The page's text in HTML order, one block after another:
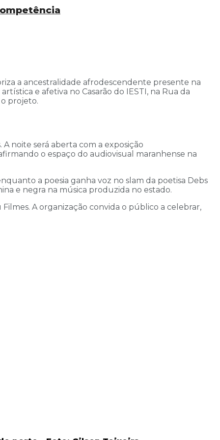
a ancestralidade afrodescendente presente na
e afetiva no Casarão do IESTI, na Rua da
projeto.
noite será aberta com a exposição
o espaço do audiovisual maranhense na
a poesia ganha voz no slam da poetisa Debs
e negra na música produzida no estado.
A organização convida o público a celebrar,